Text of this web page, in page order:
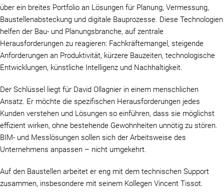
über ein breites Portfolio an Lösungen für Planung, Vermessung,
Baustellenabsteckung und digitale Bauprozesse. Diese Technologien
helfen der Bau- und Planungsbranche, auf zentrale
Herausforderungen zu reagieren: Fachkräftemangel, steigende
Anforderungen an Produktivität, kürzere Bauzeiten, technologische
Entwicklungen, künstliche Intelligenz und Nachhaltigkeit.
Der Schlüssel liegt für David Ollagnier in einem menschlichen
Ansatz. Er möchte die spezifischen Herausforderungen jedes
Kunden verstehen und Lösungen so einführen, dass sie möglichst
effizient wirken, ohne bestehende Gewohnheiten unnötig zu stören.
BIM- und Messlösungen sollen sich der Arbeitsweise des
Unternehmens anpassen – nicht umgekehrt.
Auf den Baustellen arbeitet er eng mit dem technischen Support
zusammen, insbesondere mit seinem Kollegen Vincent Tissot.